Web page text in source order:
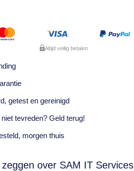
Altijd veilig betalen
getesten gereinigd
tevreden? Geld terug!
morgen thuis
over SAM IT Services